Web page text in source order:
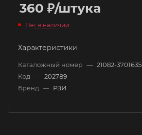
360 ₽/штука
Нет в наличии
Характеристики
Каталожный номер — 21082-3701635
Код — 202789
Бренд — РЗИ